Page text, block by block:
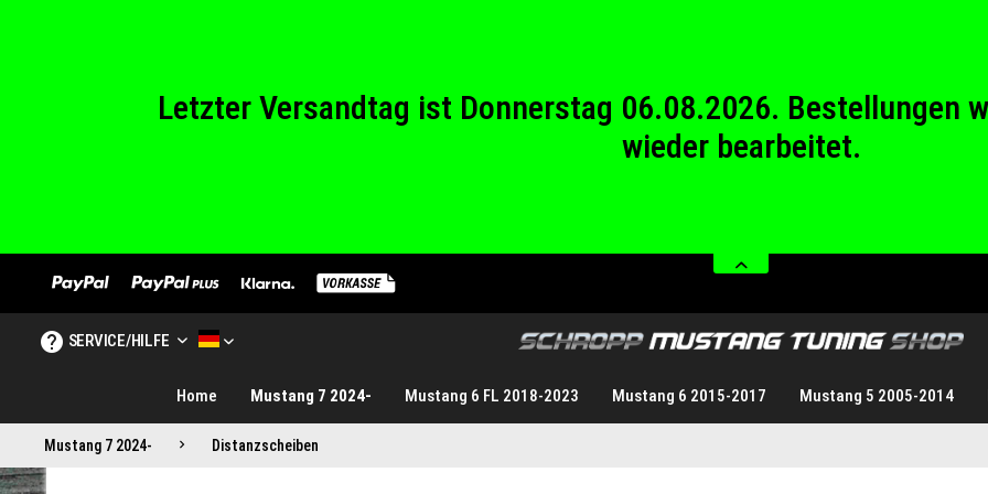
Letzter Versandtag ist Donnerstag 06.08.2026. Bestellungen
wieder bearbeitet.
SERVICE/HILFE
Home Mustang 7 2024- Mustang 6 FL 2018-2023 Mustang 6 2015-2017 Mustang 5 2005-2014
Mustang 7 2024- Distanzscheiben